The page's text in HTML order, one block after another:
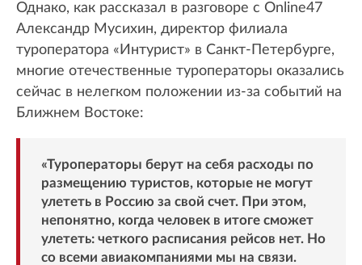
Однако, как рассказал в разговоре с Online47
Александр Мусихин, директор филиала
туроператора «Интурист» в Санкт-Петербурге,
многие отечественные туроператоры оказались
сейчас в нелегком положении из-за событий на
Ближнем Востоке:
«Туроператоры берут на себя расходы по
размещению туристов, которые не могут
улететь в Россию за свой счет. При этом,
непонятно, когда человек в итоге сможет
улететь: четкого расписания рейсов нет. Но
со всеми авиакомпаниями мы на связи.